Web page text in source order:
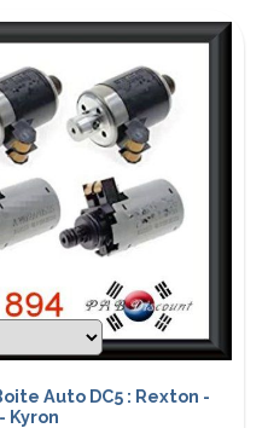
Auto DC5 : Rexton -
Kyron